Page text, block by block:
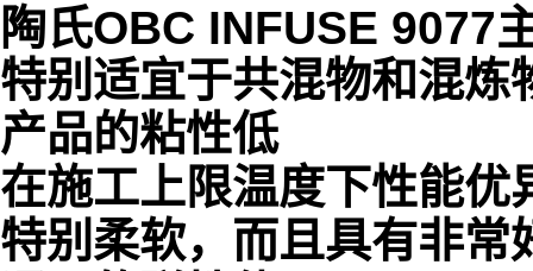
陶氏OBC INFUSE 9077
特别适宜于共混物和混炼
产品的粘性低
在施工上限温度下性能优
特别柔软，而且具有非常